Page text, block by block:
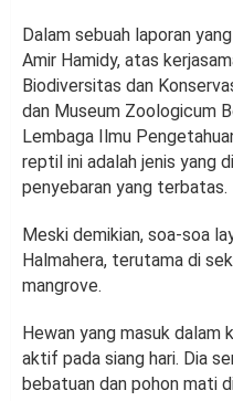
Dalam sebuah laporan
Amir Hamidy, atas
Biodiversitas dan
dan Museum Zoologicum
Lembaga Ilmu
reptil ini adalah jenis yang
penyebaran yang terbatas.
Meski demikian, soa-soa
Halmahera, terutama di
mangrove.
Hewan yang masuk dalam
aktif pada siang hari. Dia
bebatuan dan pohon mati